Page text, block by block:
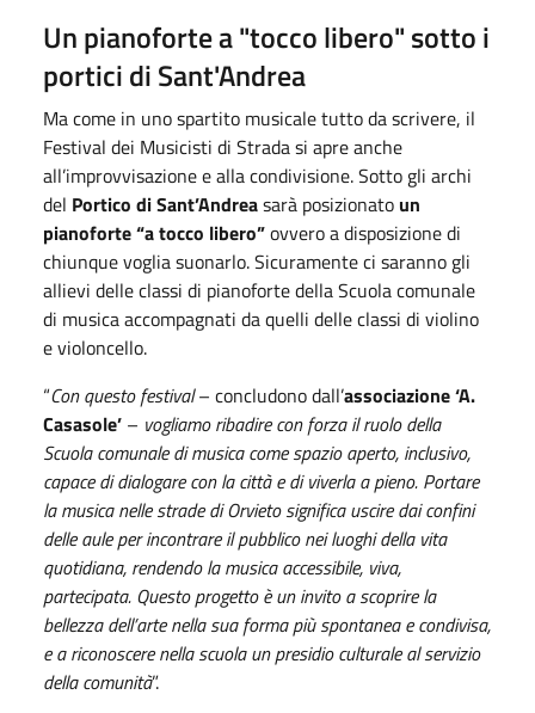
Un pianoforte a "tocco libero" sotto i
portici di Sant'Andrea
Ma come in uno spartito musicale tutto da scrivere, il
Festival dei Musicisti di Strada si apre anche
all’improvvisazione e alla condivisione. Sotto gli archi
del Portico di Sant’Andreasarà posizionato un
pianoforte “a tocco libero”ovvero a disposizione di
chiunque voglia suonarlo. Sicuramente ci saranno gli
allievi delle classi di pianoforte della Scuola comunale
di musica accompagnati da quelli delle classi di violino
e violoncello.
“Con questo festival– concludono dall’associazione ‘A.
Casasole’ – vogliamo ribadire con forza il ruolo della
Scuola comunale di musica come spazio aperto, inclusivo,
capace di dialogare con la città e di viverla a pieno. Portare
la musica nelle strade di Orvieto significa uscire dai confini
delle aule per incontrare il pubblico nei luoghi della vita
quotidiana, rendendo la musica accessibile, viva,
partecipata. Questo progetto è un invito a scoprire la
bellezza dell’arte nella sua forma più spontanea e condivisa,
e a riconoscere nella scuola un presidio culturale al servizio
della comunità”.